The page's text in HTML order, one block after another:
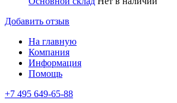
Добавить отзыв
На главную
Компания
Информация
Помощь
+7 495 649-65-88